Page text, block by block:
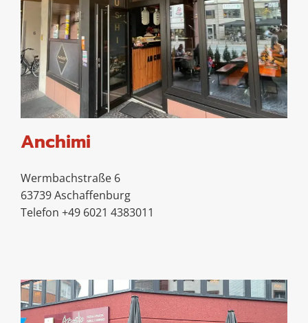
Anchimi
Wermbachstraße 6
63739 Aschaffenburg
Telefon +49 6021 4383011